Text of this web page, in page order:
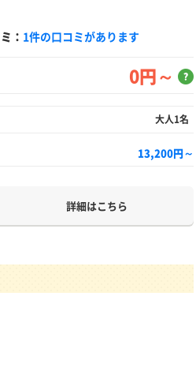
： 1件の口コミがあります
0円～
大人1名
13,200円～
詳細はこちら